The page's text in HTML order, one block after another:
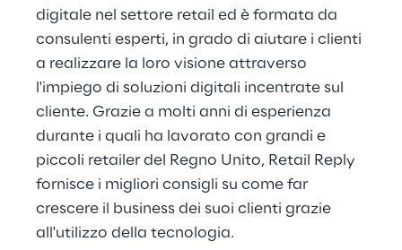
digitale nel settore retail ed è formata da
consulenti esperti, in grado di aiutare i clienti
a realizzare la loro visione attraverso
l'impiego di soluzioni digitali incentrate sul
cliente. Grazie a molti anni di esperienza
durante i quali ha lavorato con grandi e
piccoli retailer del Regno Unito, Retail Reply
fornisce i migliori consigli su come far
crescere il busin​ess dei suoi clienti grazie
all'utilizzo della tecnologia.